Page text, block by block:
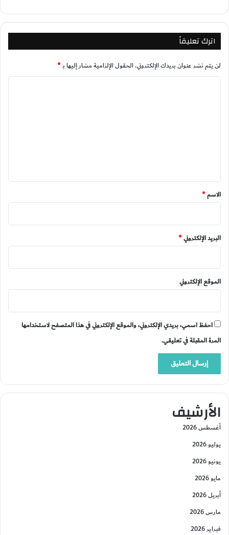
اترك تعليقاً
لن يتم نشر عنوان بريدك الإلكتروني.الحقول الإلزامية مشار إليها بـ*
*
الاسم*
البريد الإلكتروني*
الموقع الإلكتروني
احفظ اسمي، بريدي الإلكتروني، والموقع الإلكتروني في هذا المتصفح لاستخدامها
المرة المقبلة في تعليقي.
الأرشيف
أغسطس 2026
يوليو 2026
يونيو 2026
مايو 2026
أبريل 2026
مارس 2026
فبراير 2026